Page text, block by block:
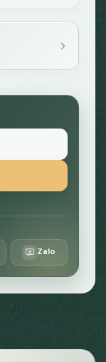
Zalo